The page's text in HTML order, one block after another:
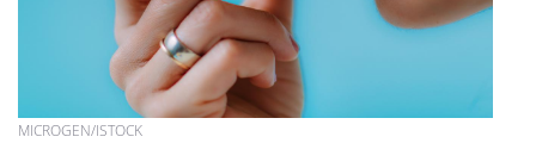
MICROGEN/ISTOCK